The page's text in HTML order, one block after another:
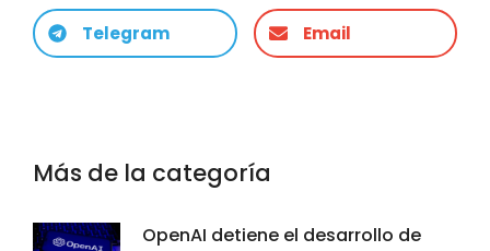
Telegram Email
Más de la categoría
OpenAI detiene el desarrollo de